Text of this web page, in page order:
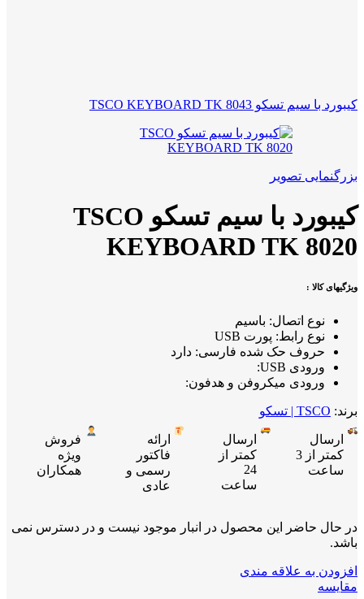
کیبورد با سیم تسکو TSCO KEYBOARD TK 8043
بزرگنمایی تصویر
کیبورد با سیم تسکو TSCO
KEYBOARD TK 8020
ویژگیهای کالا :
نوع اتصال: باسیم
نوع رابط: پورت USB
حروف حک شده فارسی: دارد
ورودی USB:
ورودی میکروفن و هدفون:
برند: TSCO | تسکو
ارسال
کمتر از 3
ساعت
ارسال
کمتر از
24
ساعت
ارائه
فاکتور
رسمی و
عادی
فروش
ویژه
همکاران
در حال حاضر این محصول در انبار موجود نیست و در دسترس نمی
باشد.
افزودن به علاقه مندی
مقایسه